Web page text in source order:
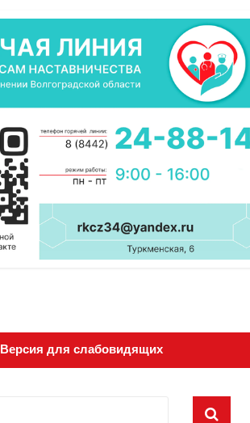
Версия для слабовидящих